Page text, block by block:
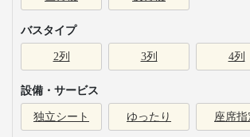
バスタイプ
2列 3列 4列
設備・サービス
独立シート ゆったり 座席指